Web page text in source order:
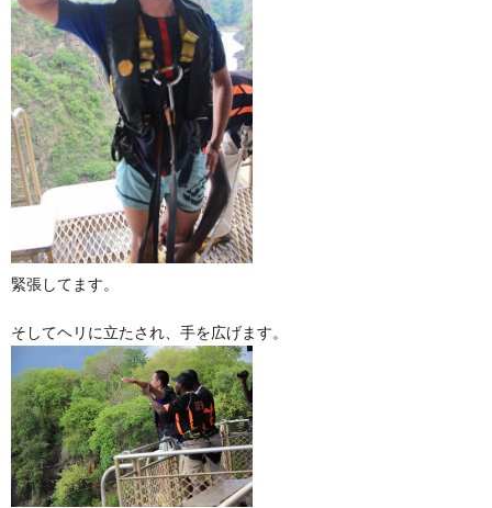
緊張してます。
そしてヘリに立たされ、手を広げます。